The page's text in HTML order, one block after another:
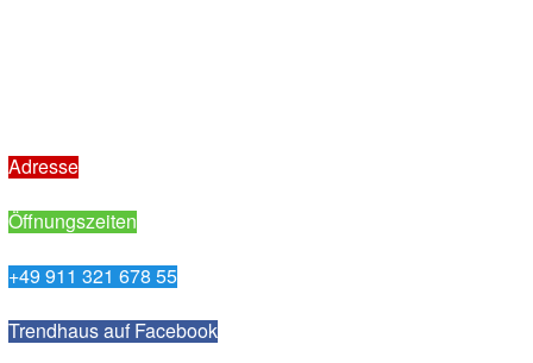
Adresse
Öffnungszeiten
+49 911 321 678 55
Trendhaus auf Facebook